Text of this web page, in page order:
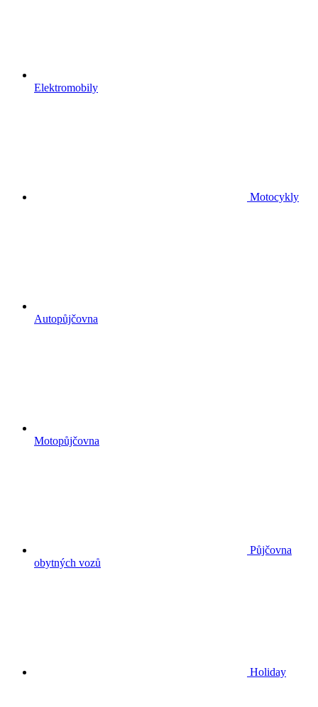
Elektromobily
Motocykly
Autopůjčovna
Motopůjčovna
Půjčovna
obytných vozů
Holiday